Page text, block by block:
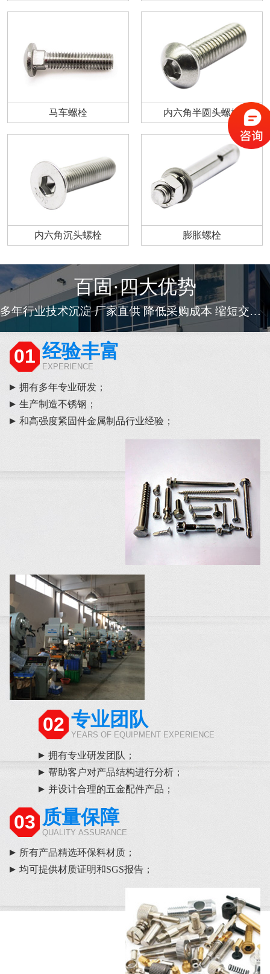
马车螺栓 内六角半圆头螺栓
内六角沉头螺栓 膨胀螺栓
百固·四大优势
多年行业技术沉淀 厂家直供 降低采购成本 缩短交货周期
01 经验丰富
EXPERIENCE
拥有多年专业研发；
生产制造不锈钢；
和高强度紧固件金属制品行业经验；
02 专业团队
YEARS OF EQUIPMENT EXPERIENCE
拥有专业研发团队；
帮助客户对产品结构进行分析；
并设计合理的五金配件产品；
03 质量保障
QUALITY ASSURANCE
所有产品精选环保料材质；
均可提供材质证明和SGS报告；